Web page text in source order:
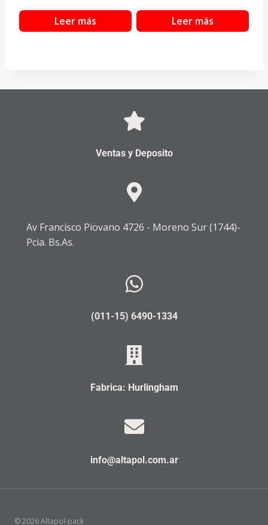
Leer más Leer más
Ventas y Deposito
Av Francisco Piovano 4726 - Moreno Sur (1744)-
Pcia. Bs.As.
(011-15) 6490-1334
Fabrica: Hurlingham
info@altapol.com.ar
© 2026 Altapol-pack